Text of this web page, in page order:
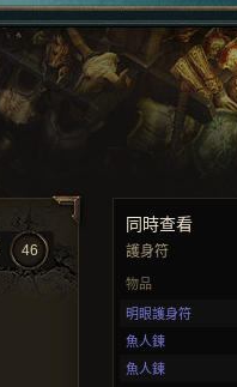
同時查看
護身符
物品
明眼護身符
魚人鍊
魚人鍊
46